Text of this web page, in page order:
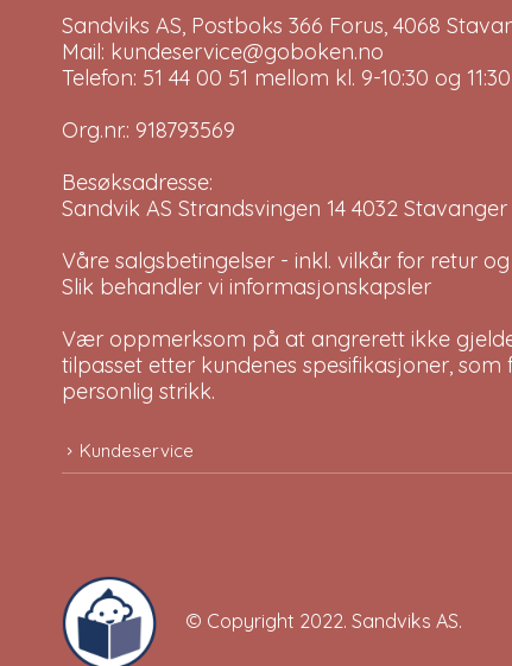
Sandviks AS, Postboks 366 Forus, 4068
Mail: kundeservice@goboken.no
Telefon: 51 44 00 51 mellom kl. 9-10:30 og
Org.nr.: 918793569
Besøksadresse:
Sandvik AS Strandsvingen 14 4032 Stavanger
Våre salgsbetingelser - inkl. vilkår for retur
Slik behandler vi informasjonskapsler
Vær oppmerksom på at angrerett ikke
tilpasset etter kundenes spesifikasjoner, som
personlig strikk.
Kundeservice
© Copyright 2022. Sandviks AS.